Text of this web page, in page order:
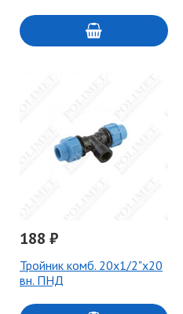
188 ₽
Тройник комб. 20х1/2"х20
вн. ПНД